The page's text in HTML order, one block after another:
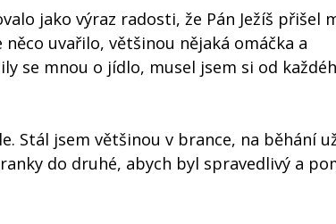
jako výraz radosti, že Pán Ježíš přišel
uvařilo, většinou nějaká omáčka a
se mnou o jídlo, musel jsem si od
Stál jsem většinou v brance, na běhání
do druhé, abych byl spravedlivý a